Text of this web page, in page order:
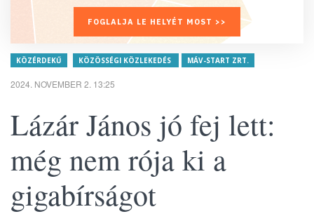
FOGLALJA LE HELYÉT MOST >>
KÖZÉRDEKŰ KÖZÖSSÉGI KÖZLEKEDÉS MÁV-START ZRT.
2024. NOVEMBER 2. 13:25
Lázár János jó fej lett:
még nem rója ki a
gigabírságot